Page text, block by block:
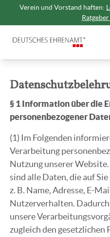
Verein und Vorstand haften:
§ 1 Information über die
personenbezogener
(1) Im Folgenden
Verarbeitung
Nutzung unserer
sind alle Daten, die auf
z. B. Name, Adresse, E-
Nutzerverhalten.
unsere
zugleich den gesetzlichen